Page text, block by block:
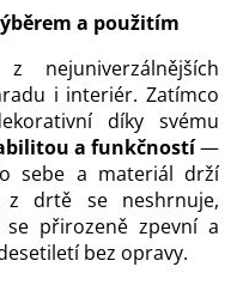
a použitím
i interiér. Zatímco
díky svému
a funkčností—
sebe a materiál drží
z drtě se neshrnuje,
přirozeně zpevní a
bez opravy.